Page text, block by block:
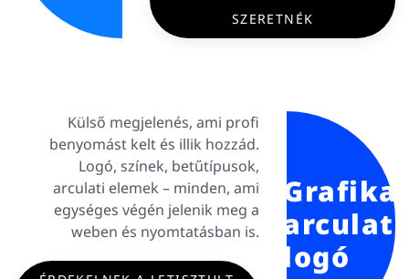
SZERETNÉK
Külső megjelenés, ami profi
benyomást kelt és illik hozzád.
Logó, színek, betűtípusok,
arculati elemek – minden, ami
egységes végén jelenik meg a
weben és nyomtatásban is.
Grafika,
arculat,
logó